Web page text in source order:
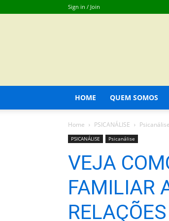
Sign in / Join
HOME QUEM SOMOS
Home PSICANÁLISE Psicanálise
PSICANÁLISE Psicanálise
VEJA
FAMILIAR